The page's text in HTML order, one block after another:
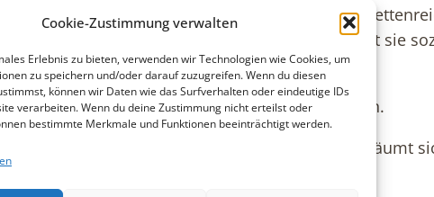
Cookie-Zustimmung verwalten
Erlebnis zu bieten, verwenden wir Technologien wie Cookies, um
zu speichern und/oder darauf zuzugreifen. Wenn du diesen
können wir Daten wie das Surfverhalten oder eindeutige IDs
verarbeiten. Wenn du deine Zustimmung nicht erteilst oder
bestimmte Merkmale und Funktionen beeinträchtigt werden.
Musik schlicht Liedermachersoul. Mit ihrer
von Plattitüden und mit Humor präsentiert sie
erstes Album, das zweite wird 2023 erscheinen.
endlich ein richtiger Poet zu sein – friederike. träumt